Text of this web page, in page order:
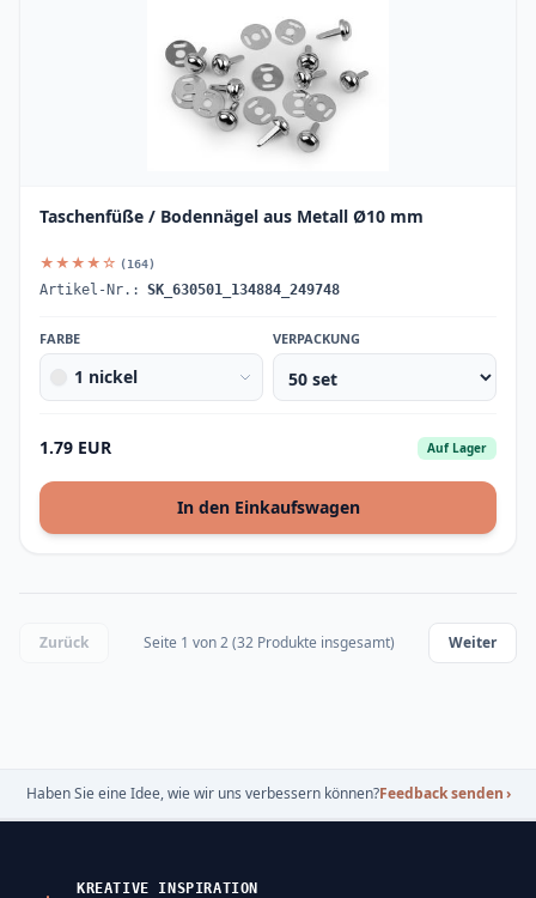
Taschenfüße / Bodennägel aus Metall Ø10 mm
★★★★☆ (164)
Artikel-Nr.: SK_630501_134884_249748
FARBE
1 nickel
VERPACKUNG
1.79 EUR Auf Lager
In den Einkaufswagen
Zurück Seite 1 von 2 (32 Produkte insgesamt) Weiter
Haben Sie eine Idee, wie wir uns verbessern können?Feedback senden›
KREATIVE INSPIRATION